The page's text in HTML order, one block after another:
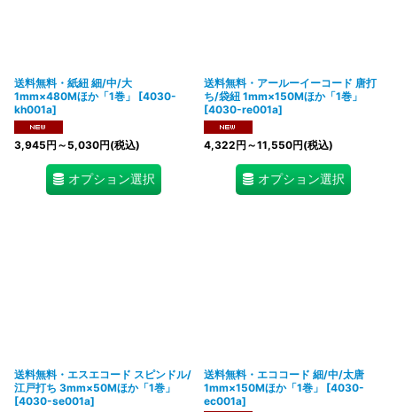
送料無料・紙紐 細/中/大
1mm×480Mほか「1巻」
[4030-
kh001a]
3,945円 ～5,030円(税込)
オプション選択
送料無料・アールーイーコード 唐打
ち/袋紐 1mm×150Mほか「1巻」
[4030-re001a]
4,322円 ～11,550円(税込)
オプション選択
送料無料・エスエコード スピンドル/
江戸打ち 3mm×50Mほか「1巻」
[4030-se001a]
送料無料・エココード 細/中/太唐
1mm×150Mほか「1巻」
[4030-
ec001a]